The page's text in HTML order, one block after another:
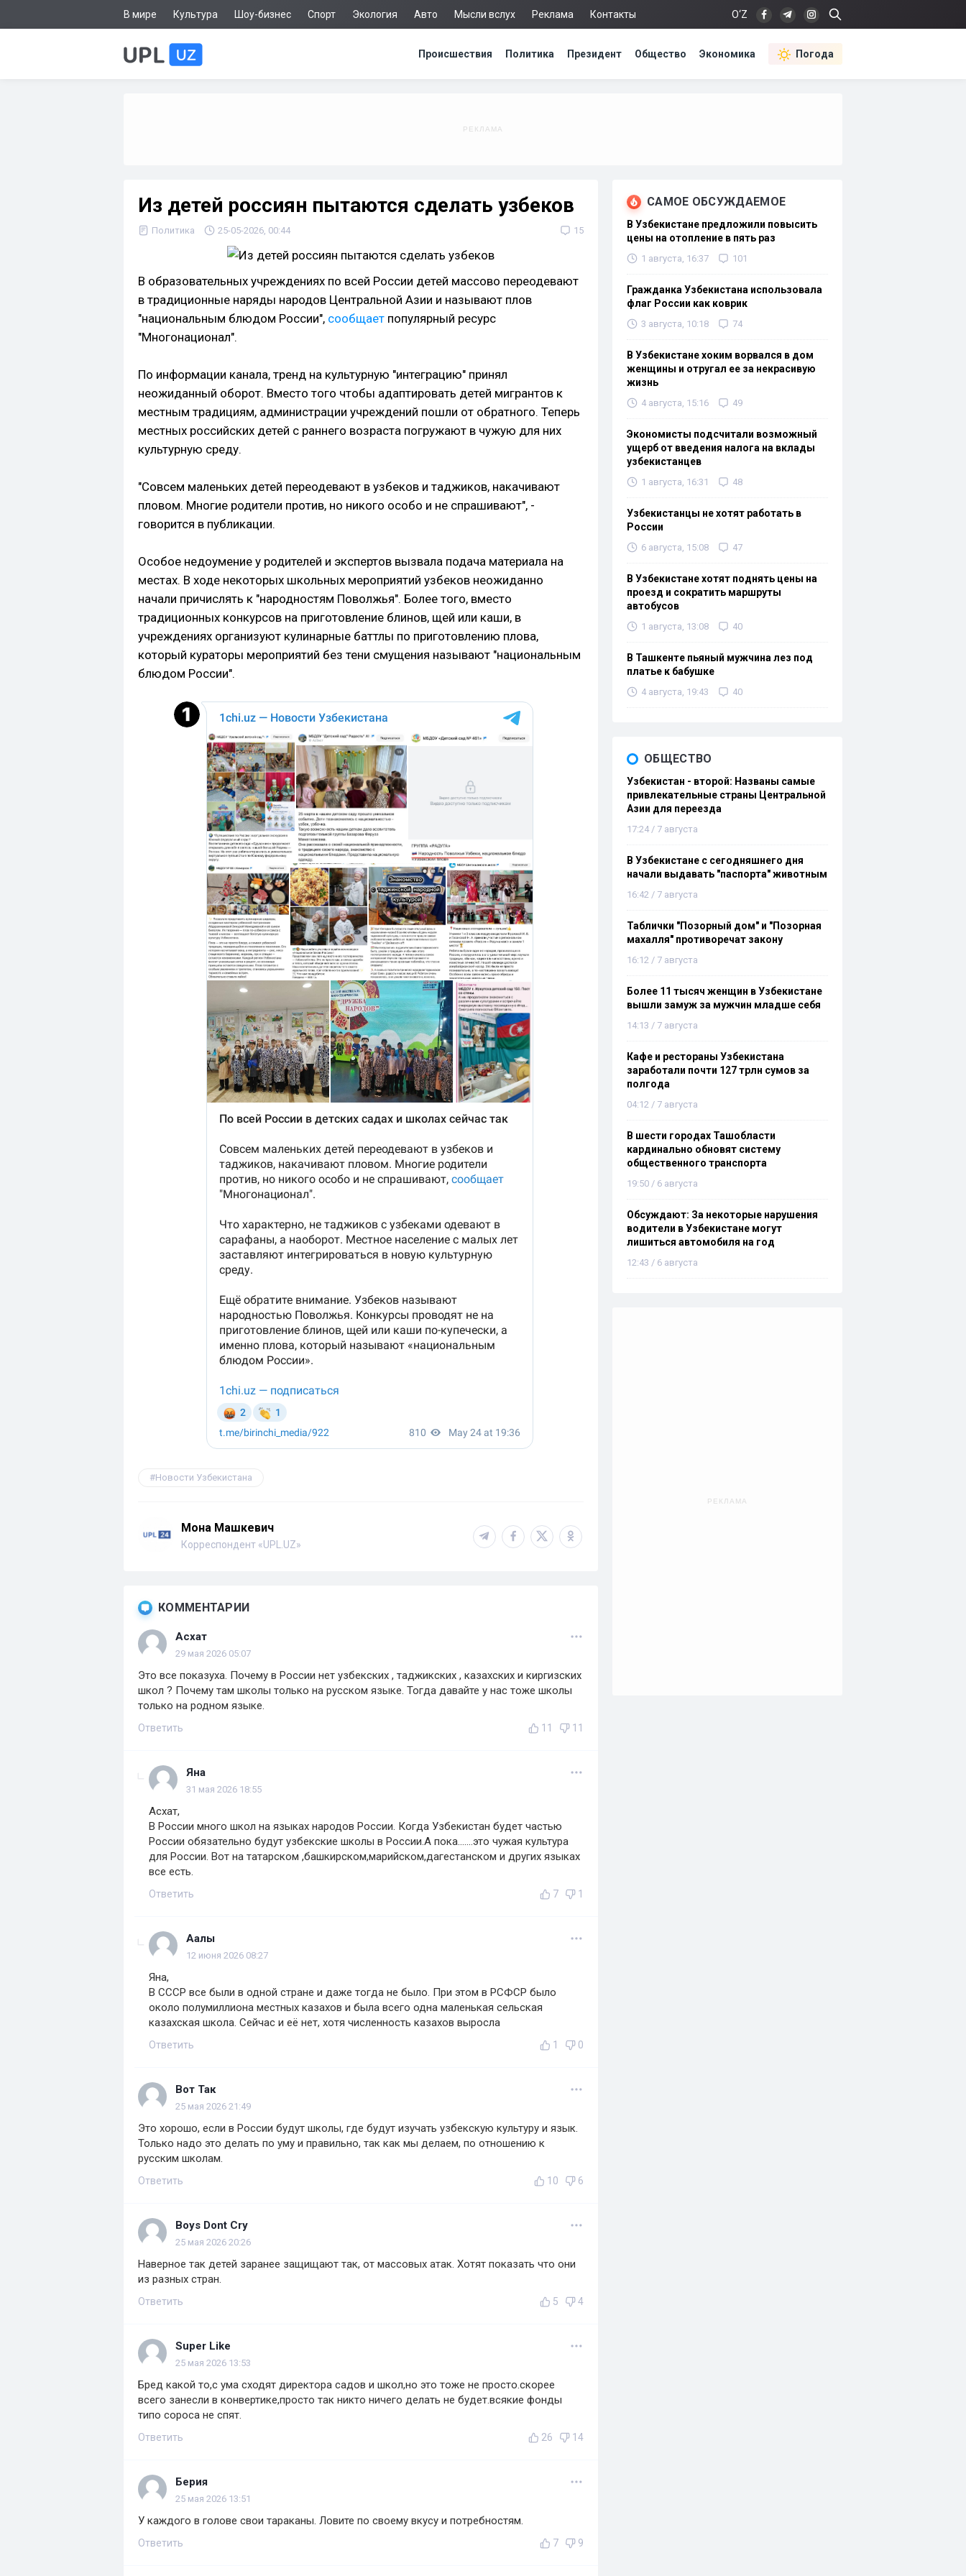
В мире Культура Шоу-бизнес Спорт Экология Авто Мысли вслух Реклама Контакты O‘Z
Происшествия Политика Президент Общество Экономика Погода
Из детей россиян пытаются сделать узбеков
Политика 25-05-2026, 00:44 15
В образовательных учреждениях по всей России детей массово переодевают
в традиционные наряды народов Центральной Азии и называют плов
"национальным блюдом России", сообщает популярный ресурс
"Многонационал".
По информации канала, тренд на культурную "интеграцию" принял
неожиданный оборот. Вместо того чтобы адаптировать детей мигрантов к
местным традициям, администрации учреждений пошли от обратного. Теперь
местных российских детей с раннего возраста погружают в чужую для них
культурную среду.
"Совсем маленьких детей переодевают в узбеков и таджиков, накачивают
пловом. Многие родители против, но никого особо и не спрашивают", -
говорится в публикации.
Особое недоумение у родителей и экспертов вызвала подача материала на
местах. В ходе некоторых школьных мероприятий узбеков неожиданно
начали причислять к "народностям Поволжья". Более того, вместо
традиционных конкурсов на приготовление блинов, щей или каши, в
учреждениях организуют кулинарные баттлы по приготовлению плова,
который кураторы мероприятий без тени смущения называют "национальным
блюдом России".
Новости Узбекистана
Мона Машкевич
Корреспондент «UPL.UZ»
КОММЕНТАРИИ
Асхат
29 мая 2026 05:07
Это все показуха. Почему в России нет узбекских , таджикских , казахских и киргизских
школ ? Почему там школы только на русском языке. Тогда давайте у нас тоже школы
только на родном языке.
Ответить 11 11
Яна
31 мая 2026 18:55
Асхат,
В России много школ на языках народов России. Когда Узбекистан будет частью
России обязательно будут узбекские школы в России.А пока.......это чужая культура
для России. Вот на татарском ,башкирском,марийском,дагестанском и других языках
все есть.
Ответить 7 1
Аалы
12 июня 2026 08:27
Яна,
В СССР все были в одной стране и даже тогда не было. При этом в РСФСР было
около полумиллиона местных казахов и была всего одна маленькая сельская
казахская школа. Сейчас и её нет, хотя численность казахов выросла
Ответить 1 0
Вот Так
25 мая 2026 21:49
Это хорошо, если в России будут школы, где будут изучать узбекскую культуру и язык.
Только надо это делать по уму и правильно, так как мы делаем, по отношению к
русским школам.
Ответить 10 6
Boys Dont Cry
25 мая 2026 20:26
Наверное так детей заранее защищают так, от массовых атак. Хотят показать что они
из разных стран.
Ответить 5 4
Super Like
25 мая 2026 13:53
Бред какой то,с ума сходят директора садов и школ,но это тоже не просто.скорее
всего занесли в конвертике,просто так никто ничего делать не будет.всякие фонды
типо сороса не спят.
Ответить 26 14
Берия
25 мая 2026 13:51
У каждого в голове свои тараканы. Ловите по своему вкусу и потребностям.
Ответить 7 9
САМОЕ ОБСУЖДАЕМОЕ
В Узбекистане предложили повысить
цены на отопление в пять раз
1 августа, 16:37 101
Гражданка Узбекистана использовала
флаг России как коврик
3 августа, 10:18 74
В Узбекистане хоким ворвался в дом
женщины и отругал ее за некрасивую
жизнь
4 августа, 15:16 49
Экономисты подсчитали возможный
ущерб от введения налога на вклады
узбекистанцев
1 августа, 16:31 48
Узбекистанцы не хотят работать в
России
6 августа, 15:08 47
В Узбекистане хотят поднять цены на
проезд и сократить маршруты
автобусов
1 августа, 13:08 40
В Ташкенте пьяный мужчина лез под
платье к бабушке
4 августа, 19:43 40
ОБЩЕСТВО
Узбекистан - второй: Названы самые
привлекательные страны Центральной
Азии для переезда
17:24 / 7 августа
В Узбекистане с сегодняшнего дня
начали выдавать "паспорта" животным
16:42 / 7 августа
Таблички "Позорный дом" и "Позорная
махалля" противоречат закону
16:12 / 7 августа
Более 11 тысяч женщин в Узбекистане
вышли замуж за мужчин младше себя
14:13 / 7 августа
Кафе и рестораны Узбекистана
заработали почти 127 трлн сумов за
полгода
04:12 / 7 августа
В шести городах Ташобласти
кардинально обновят систему
общественного транспорта
19:50 / 6 августа
Обсуждают: За некоторые нарушения
водители в Узбекистане могут
лишиться автомобиля на год
12:43 / 6 августа